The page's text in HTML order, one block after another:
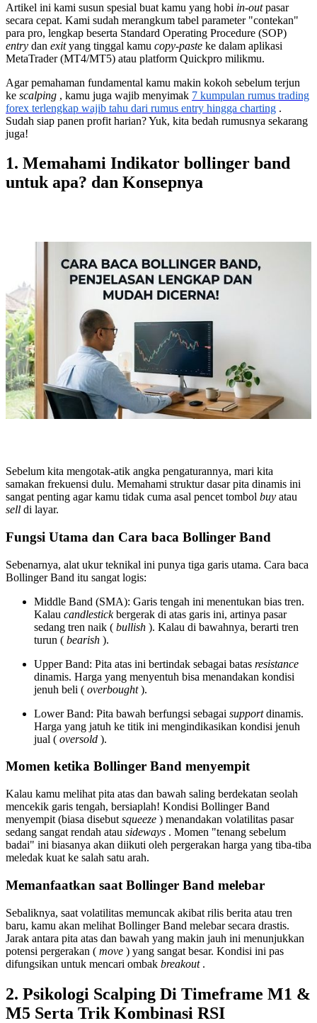
Artikel ini kami susun spesial buat kamu yang hobi in-out pasar
secara cepat. Kami sudah merangkum tabel parameter "contekan"
para pro, lengkap beserta Standard Operating Procedure (SOP)
entry dan exit yang tinggal kamu copy-paste ke dalam aplikasi
MetaTrader (MT4/MT5) atau platform Quickpro milikmu.
Agar pemahaman fundamental kamu makin kokoh sebelum terjun
ke scalping , kamu juga wajib menyimak 7 kumpulan rumus trading
forex terlengkap wajib tahu dari rumus entry hingga charting .
Sudah siap panen profit harian? Yuk, kita bedah rumusnya sekarang
juga!
1. Memahami Indikator bollinger band
untuk apa? dan Konsepnya
Sebelum kita mengotak-atik angka pengaturannya, mari kita
samakan frekuensi dulu. Memahami struktur dasar pita dinamis ini
sangat penting agar kamu tidak cuma asal pencet tombol buy atau
sell di layar.
Fungsi Utama dan Cara baca Bollinger Band
Sebenarnya, alat ukur teknikal ini punya tiga garis utama. Cara baca
Bollinger Band itu sangat logis:
Middle Band (SMA): Garis tengah ini menentukan bias tren.
Kalau candlestick bergerak di atas garis ini, artinya pasar
sedang tren naik ( bullish ). Kalau di bawahnya, berarti tren
turun ( bearish ).
Upper Band: Pita atas ini bertindak sebagai batas resistance
dinamis. Harga yang menyentuh bisa menandakan kondisi
jenuh beli ( overbought ).
Lower Band: Pita bawah berfungsi sebagai support dinamis.
Harga yang jatuh ke titik ini mengindikasikan kondisi jenuh
jual ( oversold ).
Momen ketika Bollinger Band menyempit
Kalau kamu melihat pita atas dan bawah saling berdekatan seolah
mencekik garis tengah, bersiaplah! Kondisi Bollinger Band
menyempit (biasa disebut squeeze ) menandakan volatilitas pasar
sedang sangat rendah atau sideways . Momen "tenang sebelum
badai" ini biasanya akan diikuti oleh pergerakan harga yang tiba-tiba
meledak kuat ke salah satu arah.
Memanfaatkan saat Bollinger Band melebar
Sebaliknya, saat volatilitas memuncak akibat rilis berita atau tren
baru, kamu akan melihat Bollinger Band melebar secara drastis.
Jarak antara pita atas dan bawah yang makin jauh ini menunjukkan
potensi pergerakan ( move ) yang sangat besar. Kondisi ini pas
difungsikan untuk mencari ombak breakout .
2. Psikologi Scalping Di Timeframe M1 &
M5 Serta Trik Kombinasi RSI